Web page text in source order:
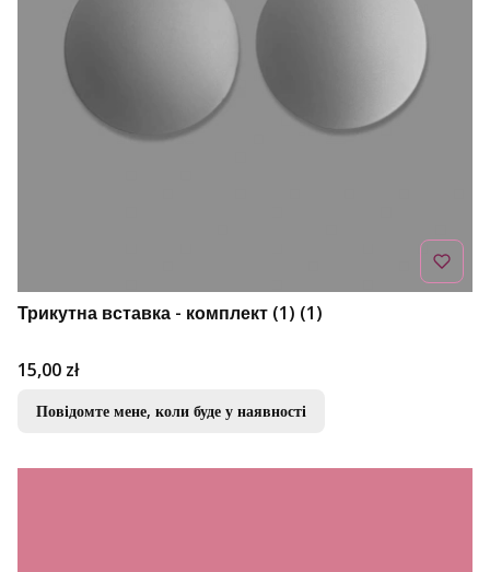
Трикутна вставка - комплект (1) (1)
Ціна
15,00 zł
Повідомте мене, коли буде у наявності